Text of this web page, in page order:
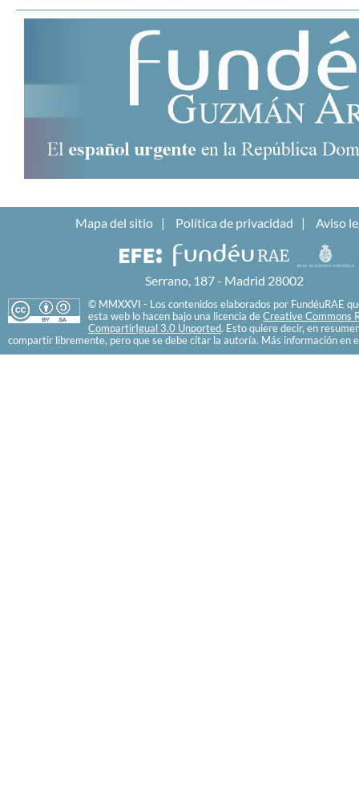
Mapa del sitio Política de privacidad Aviso
Serrano, 187 - Madrid 28002
© MMXXVI - Los contenidos elaborados por FundéuRAE
esta web lo hacen bajo una licencia de Creative Commons
CompartirIgual 3.0 Unported. Esto quiere decir, en
compartir libremente, pero que se debe citar la autoría. Más información en